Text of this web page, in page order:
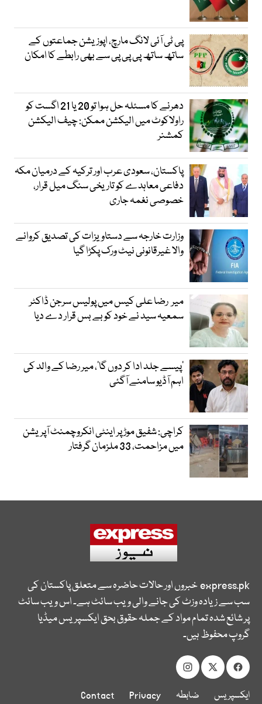
پی ٹی آئی لانگ مارچ، اپوزیشن جماعتوں کے
ساتھ ساتھ پی پی پی سے بھی رابطے کا امکان
دھرنے کا مسئلہ حل ہوا تو 20 یا 21 اگست کو
راولاکوٹ میں الیکشن ممکن: چیف الیکشن
کمشنر
پاکستان، سعودی عرب اور ترکیہ کے درمیان مکہ
دفاعی معاہدے کو تاریخی سنگ میل قرار،
خصوصی نغمہ جاری
وزارت خارجہ سے دستاویزات کی تصدیق کروانے
والا غیرقانونی نیٹ ورک پکڑا گیا
میر رضا علی کیس میں پولیس سرجن ڈاکٹر
سمعیہ سید نے خود کو بے بس قرار دے دیا
’پیسے جلد ادا کر دوں گا‘، میر رضا کے والد کی
اہم آڈیو سامنے آگئی
کراچی: شفیق موڑ پر اینٹی انکروچمنٹ آپریشن
میں مزاحمت، 33 ملزمان گرفتار
express.pkخبروں اور حالات حاضرہ سے متعلق پاکستان کی
سب سے زیادہ وزٹ کی جانے والی ویب سائٹ ہے۔ اس ویب سائٹ
پر شائع شدہ تمام مواد کے جملہ حقوق بحق ایکسپریس میڈیا
گروپ محفوظ ہیں۔
ایکسپریس ضابطہ Privacy
Contact